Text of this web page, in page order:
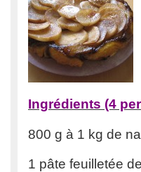
Ingrédients (4
800 g à 1 kg de
1 pâte feuilletée